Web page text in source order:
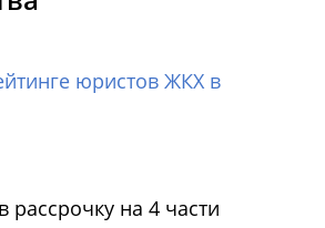
юристов ЖКХ в
рассрочку на 4 части